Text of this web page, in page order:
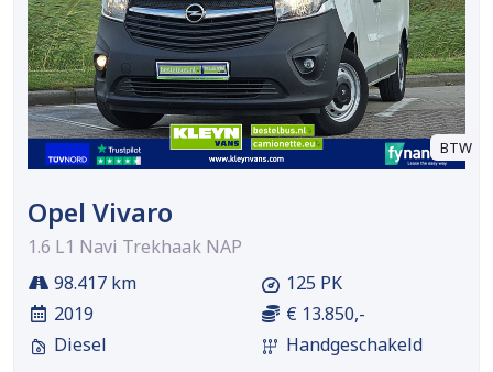
BTW
Opel Vivaro
1.6 L1 Navi Trekhaak NAP
98.417 km
2019
Diesel
125 PK
€ 13.850,-
Handgeschakeld